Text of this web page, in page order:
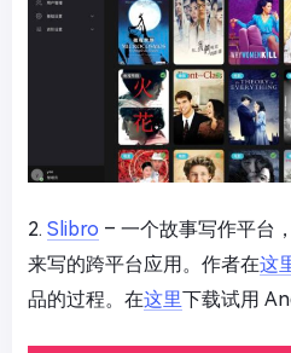
2. Slibro – 一个故事写作平台
来写的跨平台应用。作者在这
品的过程。在这里下载试用